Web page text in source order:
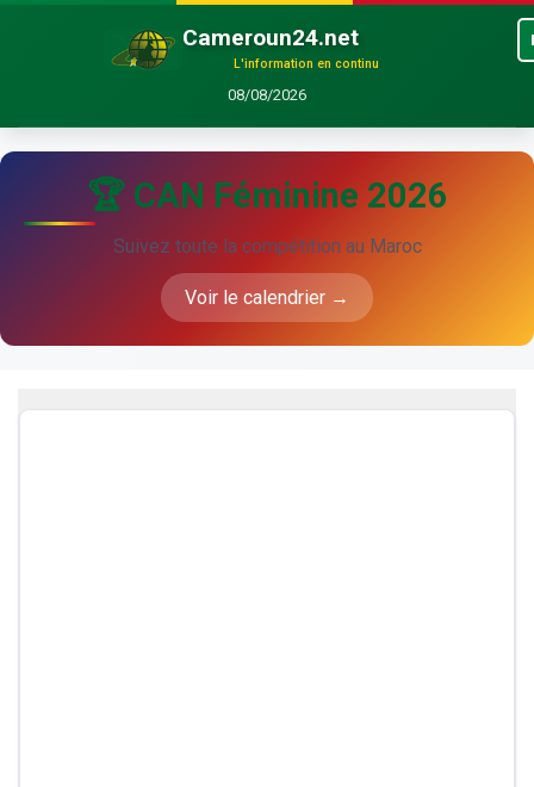
Cameroun24.net
L'information en continu
08/08/2026
🏆 CAN Féminine 2026
Suivez toute la compétition au Maroc
Voir le calendrier →